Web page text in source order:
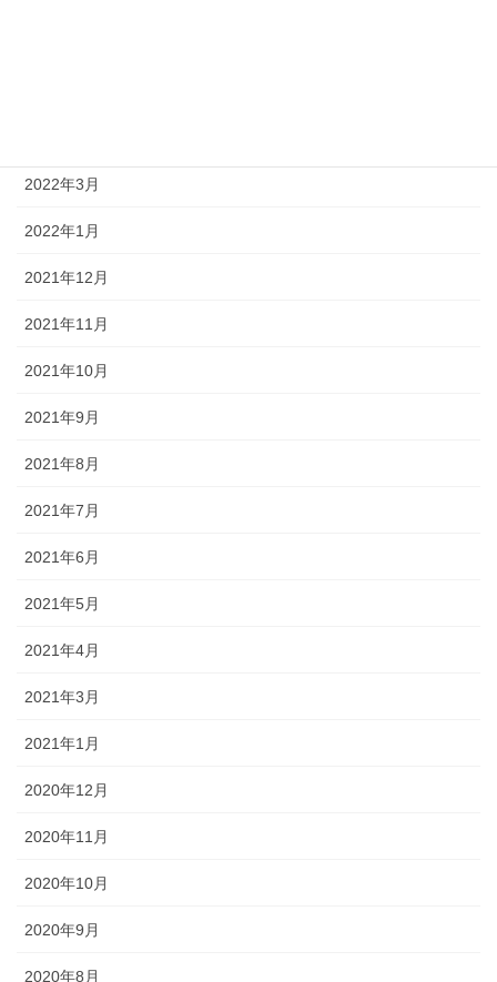
2022年3月
2022年1月
2021年12月
2021年11月
2021年10月
2021年9月
2021年8月
2021年7月
2021年6月
2021年5月
2021年4月
2021年3月
2021年1月
2020年12月
2020年11月
2020年10月
2020年9月
2020年8月